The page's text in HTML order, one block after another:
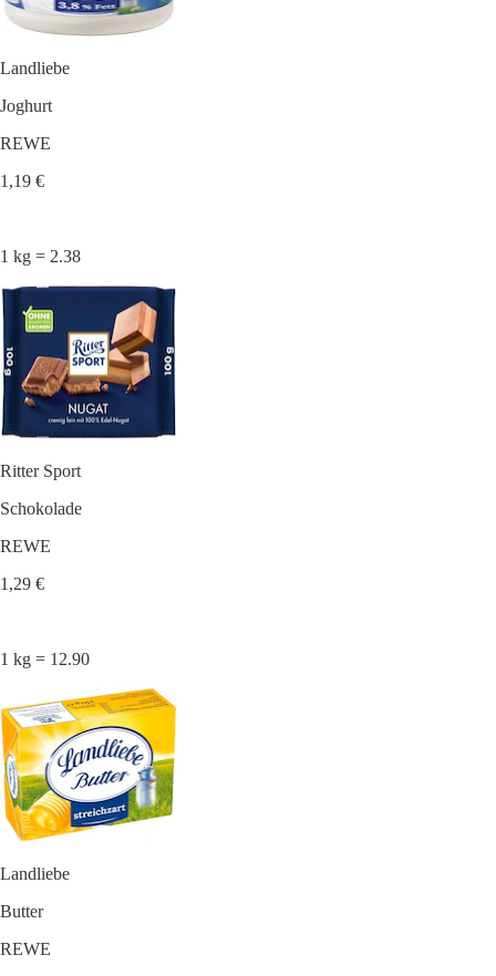
Landliebe
Joghurt
REWE
1,19 €
1 kg = 2.38
Ritter Sport
Schokolade
REWE
1,29 €
1 kg = 12.90
Landliebe
Butter
REWE